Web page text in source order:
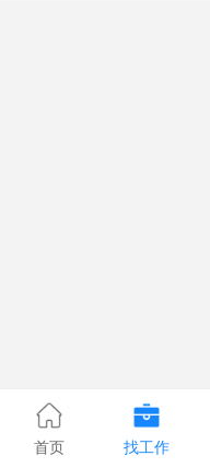
首页 找工作